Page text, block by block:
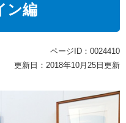
ン編
ページID：0024410
更新日：2018年10月25日更新